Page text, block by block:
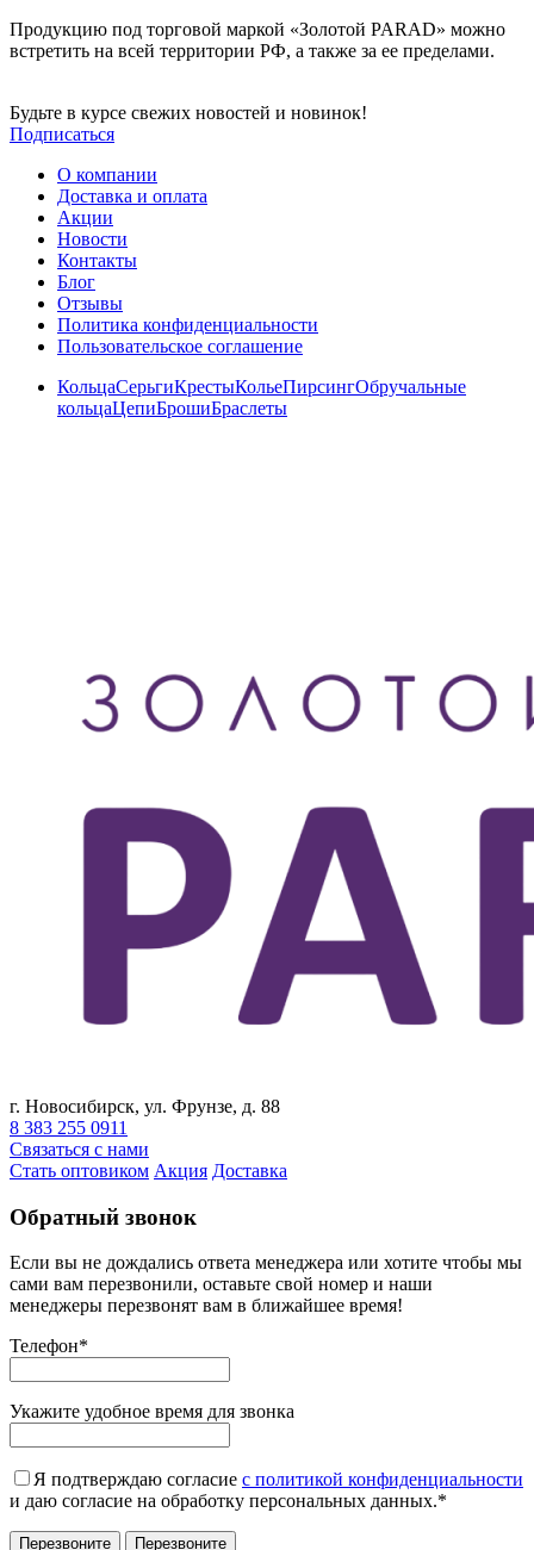
Продукцию под торговой маркой «Золотой PARAD» можно
встретить на всей территории РФ, а также за ее пределами.
Будьте в курсе свежих новостей и новинок!
Подписаться
О компании
Доставка и оплата
Акции
Новости
Контакты
Блог
Отзывы
Политика конфиденциальности
Пользовательское соглашение
КольцаСерьгиКрестыКольеПирсингОбручальные
кольцаЦепиБрошиБраслеты
г. Новосибирск, ул. Фрунзе, д. 88
8 383 255 0911
Связаться с нами
Стать оптовиком Акция Доставка
Обратный звонок
Если вы не дождались ответа менеджера или хотите чтобы мы
сами вам перезвонили, оставьте свой номер и наши
менеджеры перезвонят вам в ближайшее время!
Телефон*
Укажите удобное время для звонка
Я подтверждаю согласие с политикой конфиденциальности
и даю согласие на обработку персональных данных.*